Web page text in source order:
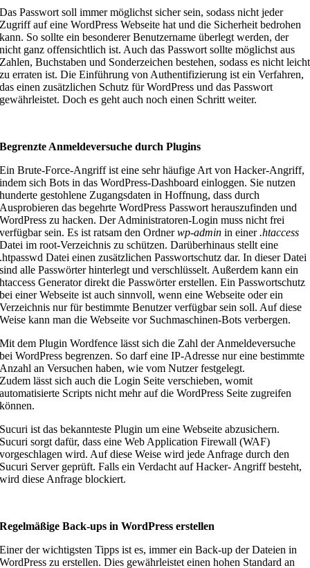
Das Passwort soll immer möglichst sicher sein, sodass nicht jeder
Zugriff auf eine WordPress Webseite hat und die Sicherheit bedrohen
kann. So sollte ein besonderer Benutzername überlegt werden, der
nicht ganz offensichtlich ist. Auch das Passwort sollte möglichst aus
Zahlen, Buchstaben und Sonderzeichen bestehen, sodass es nicht leicht
zu erraten ist. Die Einführung von Authentifizierung ist ein Verfahren,
das einen zusätzlichen Schutz für WordPress und das Passwort
gewährleistet. Doch es geht auch noch einen Schritt weiter.
Begrenzte Anmeldeversuche durch Plugins
Ein Brute-Force-Angriff ist eine sehr häufige Art von Hacker-Angriff,
indem sich Bots in das WordPress-Dashboard einloggen. Sie nutzen
hunderte gestohlene Zugangsdaten in Hoffnung, dass durch
Ausprobieren das begehrte WordPress Passwort herauszufinden und
WordPress zu hacken. Der Administratoren-Login muss nicht frei
verfügbar sein. Es ist ratsam den Ordnerwp-admin in einer.htaccess
Datei im root-Verzeichnis zu schützen. Darüberhinaus stellt eine
.htpasswd Datei einen zusätzlichen Passwortschutz dar. In dieser Datei
sind alle Passwörter hinterlegt und verschlüsselt. Außerdem kann ein
htaccess Generator direkt die Passwörter erstellen. Ein Passwortschutz
bei einer Webseite ist auch sinnvoll, wenn eine Webseite oder ein
Verzeichnis nur für bestimmte Benutzer verfügbar sein soll. Auf diese
Weise kann man die Webseite vor Suchmaschinen-Bots verbergen.
Mit dem Plugin Wordfence lässt sich die Zahl der Anmeldeversuche
bei WordPress begrenzen. So darf eine IP-Adresse nur eine bestimmte
Anzahl an Versuchen haben, wie vom Nutzer festgelegt.
Zudem lässt sich auch die Login Seite verschieben, womit
automatisierte Scripts nicht mehr auf die WordPress Seite zugreifen
können.
Sucuri ist das bekannteste Plugin um eine Webseite abzusichern.
Sucuri sorgt dafür, dass eine Web Application Firewall (WAF)
vorgeschlagen wird. Auf diese Weise wird jede Anfrage durch den
Sucuri Server geprüft. Falls ein Verdacht auf Hacker- Angriff besteht,
wird diese Anfrage blockiert.
Regelmäßige Back-ups in WordPress erstellen
Einer der wichtigsten Tipps ist es, immer ein Back-up der Dateien in
WordPress zu erstellen. Dies gewährleistet einen hohen Standard an